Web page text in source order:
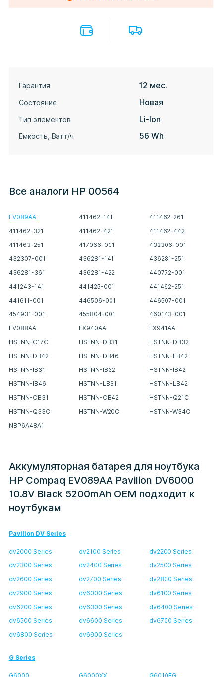
Гарантия 12 мес.
Состояние Новая
Тип элементов Li-Ion
Емкость, Ватт/ч 56 Wh
Все аналоги HP 00564
EV089AA 411462-141
411462-261
411462-321
411462-421
411462-442
411463-251
417066-001
432306-001
432307-001
436281-141
436281-251
436281-361
436281-422
440772-001
441243-141
441425-001
441462-251
441611-001
446506-001
446507-001
454931-001
455804-001
460143-001
EV088AA
EX940AA
EX941AA
HSTNN-C17C
HSTNN-DB31
HSTNN-DB32
HSTNN-DB42
HSTNN-DB46
HSTNN-FB42
HSTNN-IB31
HSTNN-IB32
HSTNN-IB42
HSTNN-IB46
HSTNN-LB31
HSTNN-LB42
HSTNN-OB31
HSTNN-OB42
HSTNN-Q21C
HSTNN-Q33C
HSTNN-W20C
HSTNN-W34C
NBP6A48A1
Аккумуляторная батарея для ноутбука
HP Compaq EV089AA Pavilion DV6000
10.8V Black 5200mAh OEM подходит к
ноутбукам
Pavilion DV Series
dv2000 Series dv2100 Series
dv2200 Series
dv2300 Series
dv2400 Series
dv2500 Series
dv2600 Series
dv2700 Series
dv2800 Series
dv2900 Series
dv6000 Series
dv6100 Series
dv6200 Series
dv6300 Series
dv6400 Series
dv6500 Series
dv6600 Series
dv6700 Series
dv6800 Series
dv6900 Series
G Series
G6000 G6000XX
G6010EG